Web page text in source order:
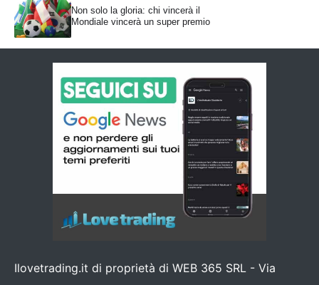
Non solo la gloria: chi vincerà il
Mondiale vincerà un super premio
Ilovetrading.it di proprietà di WEB 365 SRL - Via